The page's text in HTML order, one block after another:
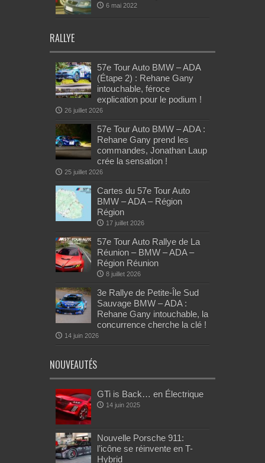
6 mai 2022
RALLYE
57e Tour Auto BMW – ADA
(Étape 2) : Rehane Gany
intouchable, féroce
explication pour le podium !
26 juillet 2026
57e Tour Auto BMW – ADA :
Rehane Gany prend les
commandes, Jonathan Laup
crée la sensation !
25 juillet 2026
Cartes du 57e Tour Auto
BMW – ADA – Région
Région
17 juillet 2026
57e Tour Auto Rallye de La
Réunion – BMW – ADA –
Région Réunion
8 juillet 2026
3e Rallye de Petite-Île Sud
Sauvage BMW – ADA :
Rehane Gany intouchable, la
concurrence cherche la clé !
14 juin 2026
NOUVEAUTÉS
GTi is Back… en Électrique
14 juin 2025
Nouvelle Porsche 911:
l’icône se réinvente en T-
Hybrid